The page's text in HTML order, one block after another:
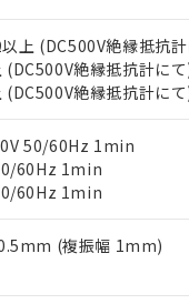
上 (DC500V絶縁抵抗
絶縁抵抗計に
絶縁抵抗計に
50/60Hz 1min
60Hz 1min
60Hz 1min
(複振幅 1mm)
が、当社の製品・サ
さい。
※当社の共同利用者と
いる法人を指します。
非含有証明書ダウ
の非含有証明書をダウ
RoHS指令（10物質）の
証明書は発行日時点で
、RoHS指令のフタル
することから備考欄に
当社にて対応品への
愛しております。
」：未確認です。当社
白